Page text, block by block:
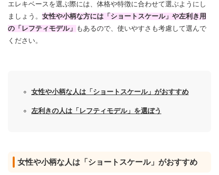
エレキベースを選ぶ際には、体格や特徴に合わせて選ぶようにし
ましょう。 女性や小柄な方には「ショートスケール」や左利き用
の「レフティモデル」 もあるので、使いやすさも考慮して選んで
ください。
女性や小柄な人は「ショートスケール」がおすすめ
左利きの人は「レフティモデル」を選ぼう
女性や小柄な人は「ショートスケール」がおすすめ